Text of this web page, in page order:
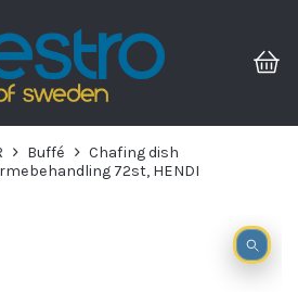
Buffé
Chafing dish
72st, HENDI